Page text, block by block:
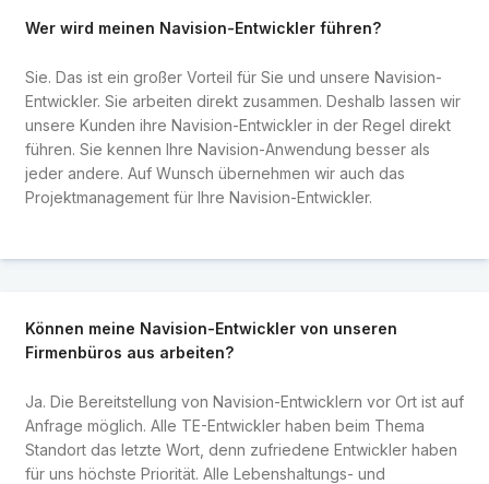
Wer wird meinen Navision-Entwickler führen?
Sie. Das ist ein großer Vorteil für Sie und unsere Navision-
Entwickler. Sie arbeiten direkt zusammen. Deshalb lassen wir
unsere Kunden ihre Navision-Entwickler in der Regel direkt
führen. Sie kennen Ihre Navision-Anwendung besser als
jeder andere. Auf Wunsch übernehmen wir auch das
Projektmanagement für Ihre Navision-Entwickler.
Können meine Navision-Entwickler von unseren
Firmenbüros aus arbeiten?
Ja. Die Bereitstellung von Navision-Entwicklern vor Ort ist auf
Anfrage möglich. Alle TE-Entwickler haben beim Thema
Standort das letzte Wort, denn zufriedene Entwickler haben
für uns höchste Priorität. Alle Lebenshaltungs- und